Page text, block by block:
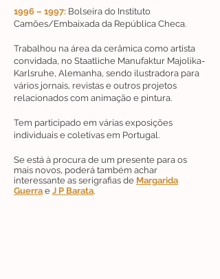
1996 – 1997: Bolseira do Instituto
Camões/Embaixada da República Checa.
Trabalhou na área da cerâmica como artista
convidada, no Staatliche Manufaktur Majolika-
Karlsruhe, Alemanha, sendo ilustradora para
vários jornais, revistas e outros projetos
relacionados com animação e pintura.
Tem participado em várias exposições
individuais e coletivas em Portugal.
Se está à procura de um presente para os
mais novos, poderá também achar
interessante as serigrafias de Margarida
Guerra e J P Barata.